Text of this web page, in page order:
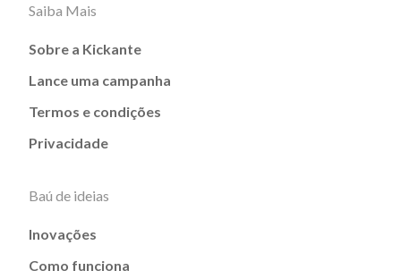
Saiba Mais
Sobre a Kickante
Lance uma campanha
Termos e condições
Privacidade
Baú de ideias
Inovações
Como funciona